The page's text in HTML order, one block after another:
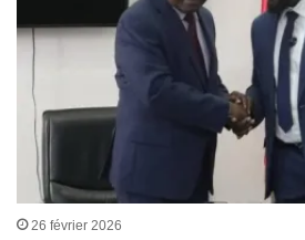
26 février 2026